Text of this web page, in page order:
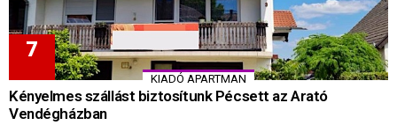
KIADÓ APARTMAN
Kényelmes szállást biztosítunk Pécsett az Arató
Vendégházban